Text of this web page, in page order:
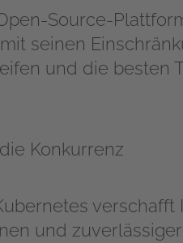
Source-
seinen
und die besten
Konkurrenz
und